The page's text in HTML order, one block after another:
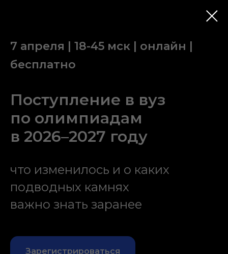
7 апреля | 18-45 мск | онлайн |
бесплатно
Поступление в вуз
по олимпиадам
в 2026–2027 году
что изменилось и о каких
подводных камнях
важно знать заранее
Зарегистрироваться